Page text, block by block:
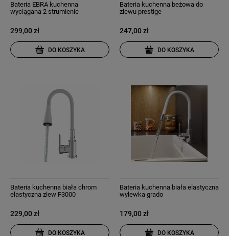
Bateria EBRA kuchenna
wyciągana 2 strumienie
299,00 zł
DO KOSZYKA
Bateria kuchenna beżowa do
zlewu prestige
247,00 zł
DO KOSZYKA
Bateria kuchenna biała chrom
elastyczna zlew F3000
229,00 zł
DO KOSZYKA
Bateria kuchenna biała elastyczna
wylewka grado
179,00 zł
DO KOSZYKA